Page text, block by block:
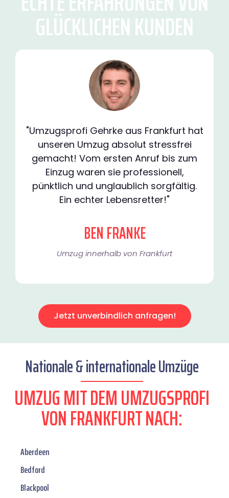
GLÜCKLICHEN KUNDEN
"Umzugsprofi Gehrke aus Frankfurt hat
unseren Umzug absolut stressfrei
gemacht! Vom ersten Anruf bis zum
Einzug waren sie professionell,
pünktlich und unglaublich sorgfältig.
Ein echter Lebensretter!"
BEN FRANKE
Umzug innerhalb von Frankfurt​
Jetzt unverbindlich anfragen!
Nationale & internationale Umzüge
UMZUG MIT DEM UMZUGSPROFI
VON FRANKFURT NACH:
Aberdeen
Bedford
Blackpool